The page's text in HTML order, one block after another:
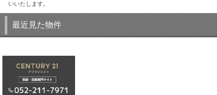
いいたします。
最近見た物件